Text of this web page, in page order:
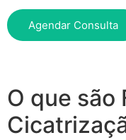
Agendar Consulta
O que são